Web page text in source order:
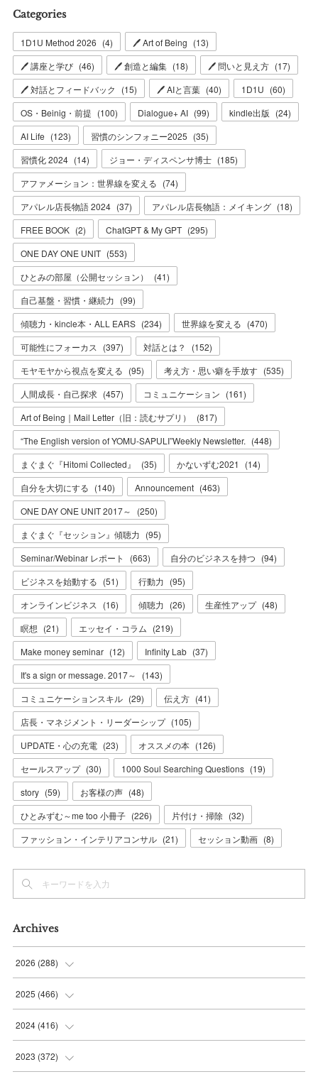
Categories
1D1U Method 2026 (4) 🖊 Art of Being (13)
🖊 講座と学び (46) 🖊 創造と編集 (18) 🖊 問いと見え方 (17)
🖊 対話とフィードバック
(15) 🖊 AIと言葉 (40) 1D1U (60)
OS・Beinig・前提 (100) Dialogue+ AI (99) kindle出版 (24)
AI Life (123) 習慣のシンフォニー2025 (35)
習慣化 2024 (14) ジョー・ディスペンサ博士 (185)
アファメーション：世界線を変える (74)
アパレル店長物語 2024 (37) アパレル店長物語：メイキング (18)
FREE BOOK (2) ChatGPT & My GPT (295)
ONE DAY ONE UNIT (553)
ひとみの部屋（公開セッション）
(41)
自己基盤・習慣・継続力 (99)
傾聴力・kincle本・ALL EARS (234) 世界線を変える (470)
可能性にフォーカス
(397) 対話とは？ (152)
モヤモヤから視点を変える (95) 考え方・思い癖を手放す (535)
人間成長・自己探求 (457) コミュニケーション (161)
Art of Being｜Mail Letter（旧：読むサプリ）
(817)
“The English version of YOMU-SAPULI”Weekly Newsletter. (448)
まぐまぐ『Hitomi Collected』
(35) かないずむ2021 (14)
自分を大切にする (140) Announcement (463)
ONE DAY ONE UNIT 2017～
(250)
まぐまぐ『セッション』傾聴力 (95)
Seminar/Webinar レポート
(663) 自分のビジネスを持つ (94)
ビジネスを始動する (51) 行動力 (95)
オンラインビジネス
(16) 傾聴力 (26) 生産性アップ (48)
瞑想 (21) エッセイ・コラム (219)
Make money seminar (12) Infinity Lab (37)
It's a sign or message. 2017～
(143)
コミュニケーションスキル (29) 伝え方 (41)
店長・マネジメント・リーダーシップ (105)
UPDATE・心の充電 (23) オススメの本 (126)
セールスアップ (30) 1000 Soul Searching Questions (19)
story (59) お客様の声 (48)
ひとみずむ～me too 小冊子 (226) 片付け・掃除 (32)
ファッション・インテリアコンサル (21) セッション動画 (8)
Archives
2026 (288)
(9)
(36
(37
2025 (466)
(56
(37
2024 (416)
(38
2023 (372)